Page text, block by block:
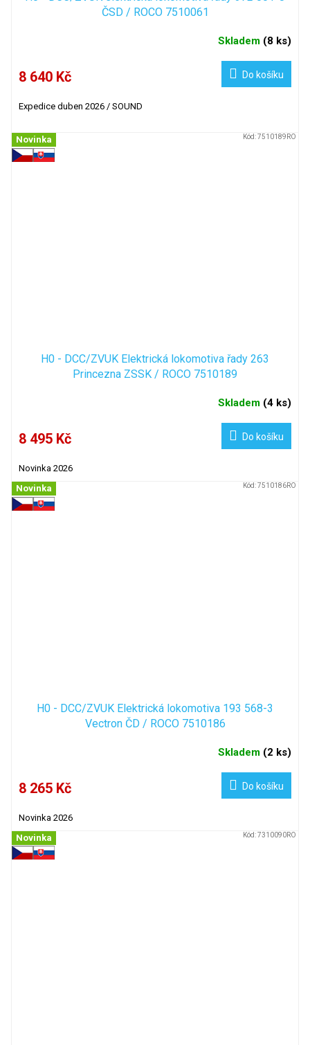
ČSD / ROCO 7510061
Skladem (8 ks)
8 640 Kč Do košíku
Expedice duben 2026 / SOUND
Novinka
H0 - DCC/ZVUK Elektrická lokomotiva řady 263
Princezna ZSSK / ROCO 7510189
Skladem (4 ks)
8 495 Kč Do košíku
Novinka 2026
Kód:7510189RO
Novinka
H0 - DCC/ZVUK Elektrická lokomotiva 193 568-3
Vectron ČD / ROCO 7510186
Skladem (2 ks)
8 265 Kč Do košíku
Novinka 2026
Kód: 7510186RO
Novinka Kód:7310090RO